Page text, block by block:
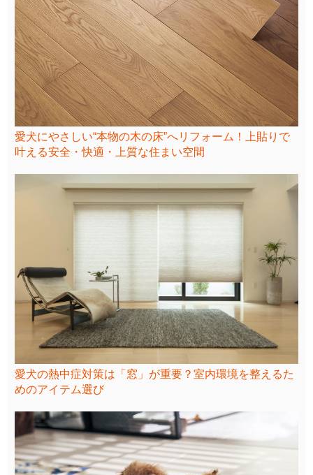
愛犬にやさしい“本物の木の床”へリフォーム！上貼りで
叶える安全・快適・上質な住まい空間
愛犬の熱中症対策は「窓」が重要？室内環境を整えるた
めのアイテム選び